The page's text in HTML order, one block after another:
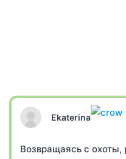
Ekaterina
Возвращаясь с охоты,